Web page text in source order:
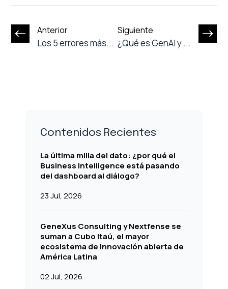
Anterior
Los 5 errores más...
Siguiente
¿Qué es GenAI y ...
Contenidos Recientes
La última milla del dato: ¿por qué el
Business Intelligence está pasando
del dashboard al diálogo?
23 Jul, 2026
GeneXus Consulting y Nextfense se
suman a Cubo Itaú, el mayor
ecosistema de innovación abierta de
América Latina
02 Jul, 2026